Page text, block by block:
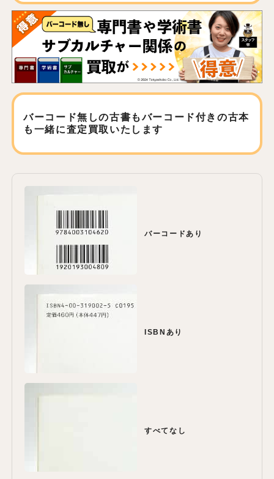
バーコード無しの古書もバーコード付きの古本
も 一緒に査定買取いたします
バーコードあり
ISBNあり
すべてなし